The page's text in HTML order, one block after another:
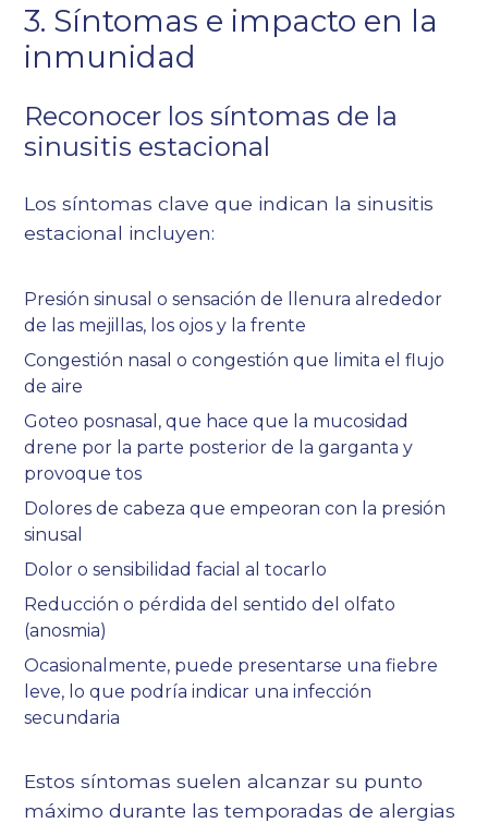
3. Síntomas e impacto en la
inmunidad
Reconocer los síntomas de la
sinusitis estacional
Los síntomas clave que indican la sinusitis
estacional incluyen:
Presión sinusal o sensación de llenura alrededor
de las mejillas, los ojos y la frente
Congestión nasal o congestión que limita el flujo
de aire
Goteo posnasal, que hace que la mucosidad
drene por la parte posterior de la garganta y
provoque tos
Dolores de cabeza que empeoran con la presión
sinusal
Dolor o sensibilidad facial al tocarlo
Reducción o pérdida del sentido del olfato
(anosmia)
Ocasionalmente, puede presentarse una fiebre
leve, lo que podría indicar una infección
secundaria
Estos síntomas suelen alcanzar su punto
máximo durante las temporadas de alergias